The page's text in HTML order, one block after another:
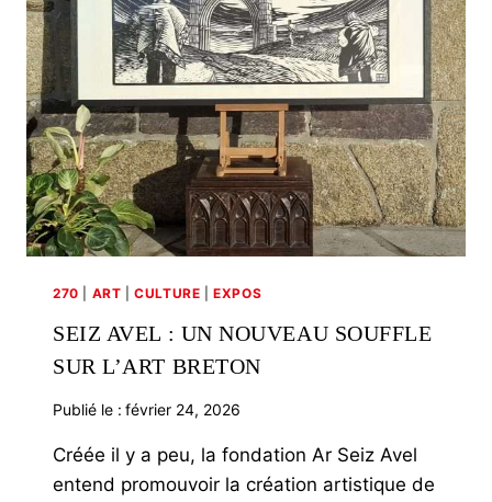
LA
BRETAGNE
270 ART |CULTURE |EXPOS
SEIZ AVEL : UN NOUVEAU SOUFFLE
SUR L’ART BRETON
Publié le : février 24, 2026
Créée il y a peu, la fondation Ar Seiz Avel
entend promouvoir la création artistique de